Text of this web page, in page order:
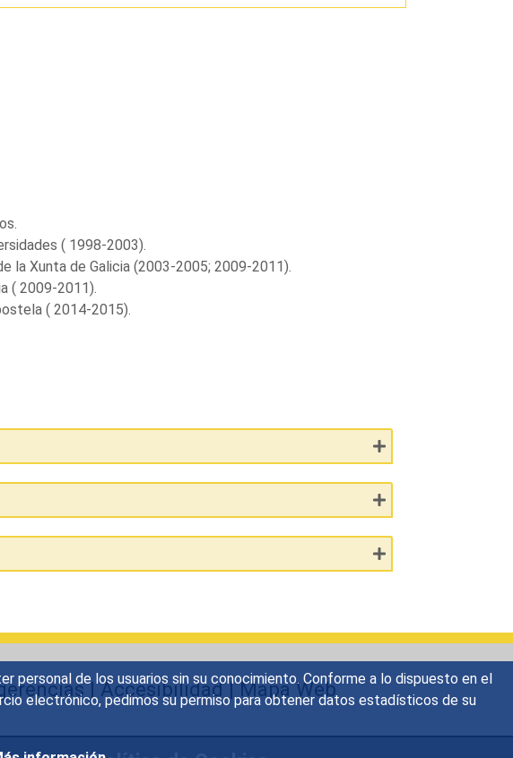
de los usuarios sin su conocimiento. Conforme a lo dispuesto en el
electrónico, pedimos su permiso para obtener datos estadísticos de su
( 1998-2003).
la Xunta de Galicia (2003-2005; 2009-2011).
( 2009-2011).
( 2014-2015).
|Accesibilidad|Mapa Web